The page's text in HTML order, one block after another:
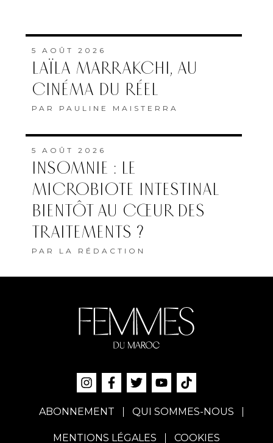
5 AOÛT 2026
LAÏLA MARRAKCHI, AU
CINÉMA DU RÉEL
PAR PAULINE MAISTERRA
5 AOÛT 2026
INSOMNIE : LE
MICROBIOTE INTESTINAL
BIENTÔT AU CŒUR DES
TRAITEMENTS ?
PAR LA RÉDACTION
ABONNEMENT QUI SOMMES-NOUS
MENTIONS LÉGALES COOKIES